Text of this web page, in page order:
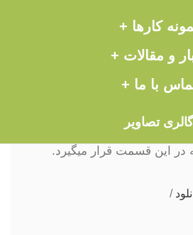
کارها +
و مقالات +
با ما +
گالری تصاویر
در این قسمت قرار میگیرد.
/